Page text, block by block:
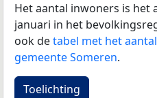
Het aantal inwoners is het
januari in het
ook detabel met het
gemeente Someren.
Toelichting